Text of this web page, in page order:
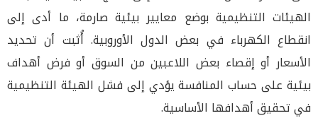
الهيئات التنظيمية بوضع معايير بيئية صارمة، ما أدى إلى
انقطاع الكهرباء في بعض الدول الأوروبية. أُثبت أن تحديد
الأسعار أو إقصاء بعض اللاعبين من السوق أو فرض أهداف
بيئية على حساب المنافسة يؤدي إلى فشل الهيئة التنظيمية
في تحقيق أهدافها الأساسية.